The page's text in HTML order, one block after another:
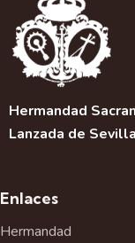
Hermandad
Lanzada de Sevilla
Enlaces
Hermandad